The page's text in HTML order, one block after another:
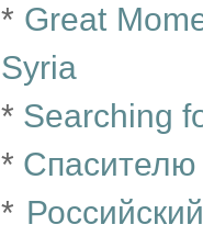
* Great
Syria
* Searching
*
*